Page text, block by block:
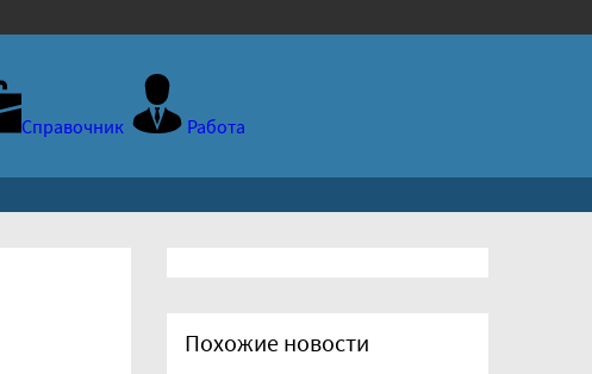
Справочник Работа
Похожие новости